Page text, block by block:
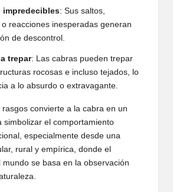
impredecibles: Sus saltos,
reacciones inesperadas generan
de descontrol.
trepar: Las cabras pueden trepar
rocosas e incluso tejados, lo
a lo absurdo o extravagante.
rasgos convierte a la cabra en un
simbolizar el comportamiento
especialmente desde una
rural y empírica, donde el
mundo se basa en la observación